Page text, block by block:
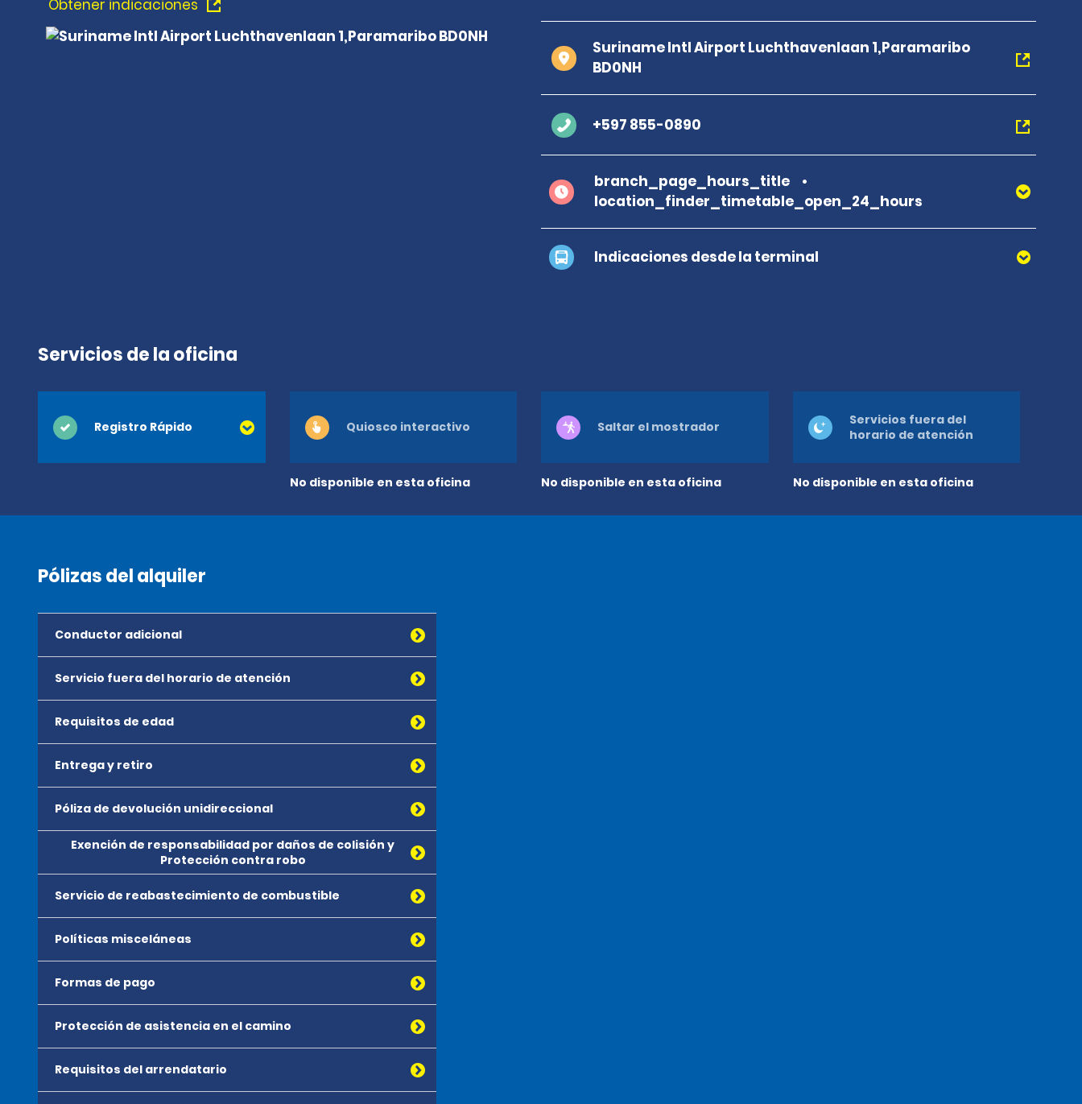
Obtener indicaciones
Suriname Intl Airport Luchthavenlaan 1,Paramaribo
BD0NH
+597 855-0890
branch_page_hours_title
location_finder_timetable_open_24_hours
Indicaciones desde la terminal
Servicios de la oficina
Registro Rápido
No disponible en esta oficina
Quiosco interactivo
No disponible en esta oficina
Saltar el mostrador
No disponible en esta oficina
Servicios fuera del
horario de atención
Pólizas del alquiler
Conductor adicional
Servicio fuera del horario de atención
Requisitos de edad
Entrega y retiro
Póliza de devolución unidireccional
Exención de responsabilidad por daños de colisión y
Protección contra robo
Servicio de reabastecimiento de combustible
Políticas misceláneas
Formas de pago
Protección de asistencia en el camino
Requisitos del arrendatario